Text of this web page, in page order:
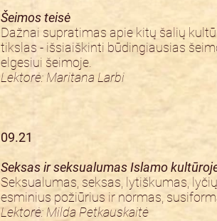
Šeimos teisė
Dažnai supratimas apie kitų šalių
tikslas - išsiaiškinti būdingiausias
elgesiui šeimoje.
Lektorė: Maritana Larbi
09.21
Seksas ir seksualumas Islamo
Seksualumas, seksas, lytiškumas,
esminius požiūrius ir normas,
Lektorė: Milda Petkauskaitė